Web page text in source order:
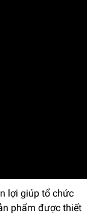
lợi giúp tổ chức
phẩm được thiết